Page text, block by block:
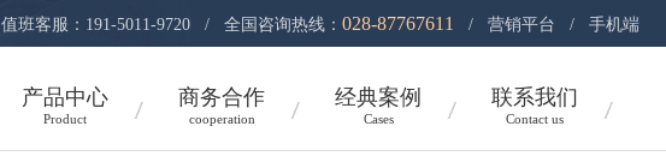
值班客服：191-5011-9720 / 全国咨询热线： 028-87767611 / 营销平台 / 手机端
产品中心
Product
商务合作
cooperation
经典案例
Cases
联系我们
Contact us